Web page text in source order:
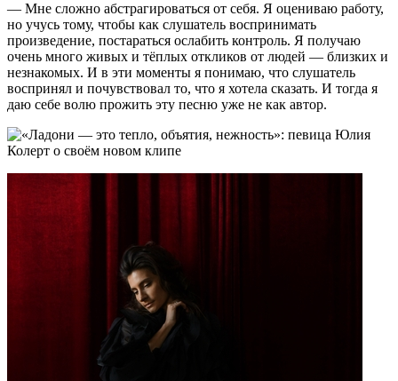
— Мне сложно абстрагироваться от себя. Я оцениваю работу,
но учусь тому, чтобы как слушатель воспринимать
произведение, постараться ослабить контроль. Я получаю
очень много живых и тёплых откликов от людей — близких и
незнакомых. И в эти моменты я понимаю, что слушатель
воспринял и почувствовал то, что я хотела сказать. И тогда я
даю себе волю прожить эту песню уже не как автор.